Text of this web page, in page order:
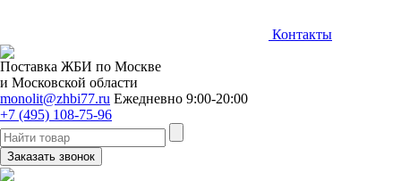
Контакты
Поставка ЖБИ по Москве
и Московской области
monolit@zhbi77.ru Ежедневно 9:00-20:00
+7 (495) 108-75-96
Заказать звонок